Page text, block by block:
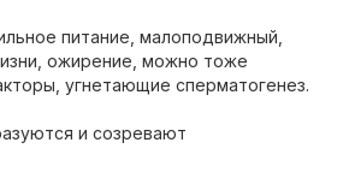
питание, малоподвижный,
ожирение, можно тоже
угнетающие сперматогенез.
и созревают